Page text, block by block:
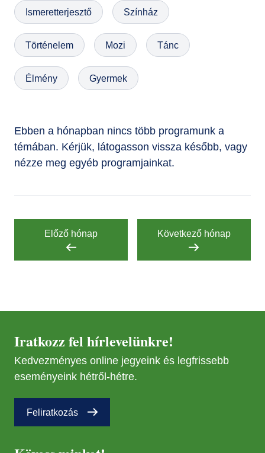
GYIK
Ismeretterjesztő Színház
Történelem Mozi Tánc
Élmény Gyermek
Ebben a hónapban nincs több programunk a
témában. Kérjük, látogasson vissza később, vagy
nézze meg egyéb programjainkat.
Előző hónap Következő hónap
Iratkozz fel hírlevelünkre!
Kedvezményes online jegyeink és legfrissebb
eseményeink hétről-hétre.
Feliratkozás